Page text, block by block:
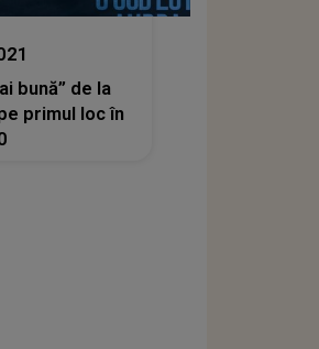
bună” de la
primul loc în